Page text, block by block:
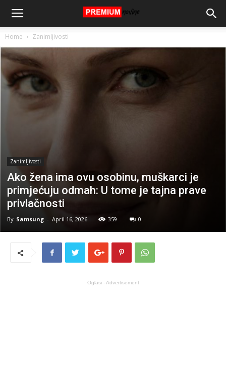
Home Zanimljivosti
Zanimljivosti
Ako žena ima ovu osobinu, muškarci je
primjećuju odmah: U tome je tajna prave
privlačnosti
By Samsung - April 16, 2026 359 0
Oglasi - Advertisement